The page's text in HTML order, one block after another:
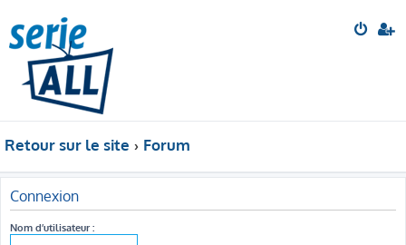
Retour sur le site Forum
Connexion
Nom d’utilisateur :